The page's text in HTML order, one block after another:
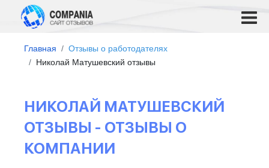
Главная
Отзывы о работодателях
Николай Матушевский отзывы
НИКОЛАЙ МАТУШЕВСКИЙ
ОТЗЫВЫ - ОТЗЫВЫ О
КОМПАНИИ